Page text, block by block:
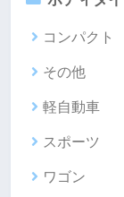
コンパクト
その他
軽自動車
スポーツ
ワゴン